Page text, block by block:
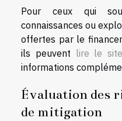
Pour ceux qui
connaissances ou
offertes par le
ils peuvent lire le site
informations
Évaluation des
de mitigation